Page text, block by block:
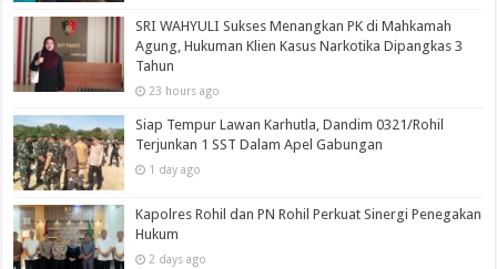
SRI WAHYULI Sukses Menangkan PK di Mahkamah
Agung, Hukuman Klien Kasus Narkotika Dipangkas 3
Tahun
23 hours ago
Siap Tempur Lawan Karhutla, Dandim 0321/Rohil
Terjunkan 1 SST Dalam Apel Gabungan
1 day ago
Kapolres Rohil dan PN Rohil Perkuat Sinergi Penegakan
Hukum
2 days ago